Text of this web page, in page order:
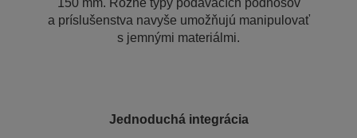
150 mm. Rôzne typy podávacích podnosov
a príslušenstva navyše umožňujú manipulovať
s jemnými materiálmi.
Jednoduchá integrácia